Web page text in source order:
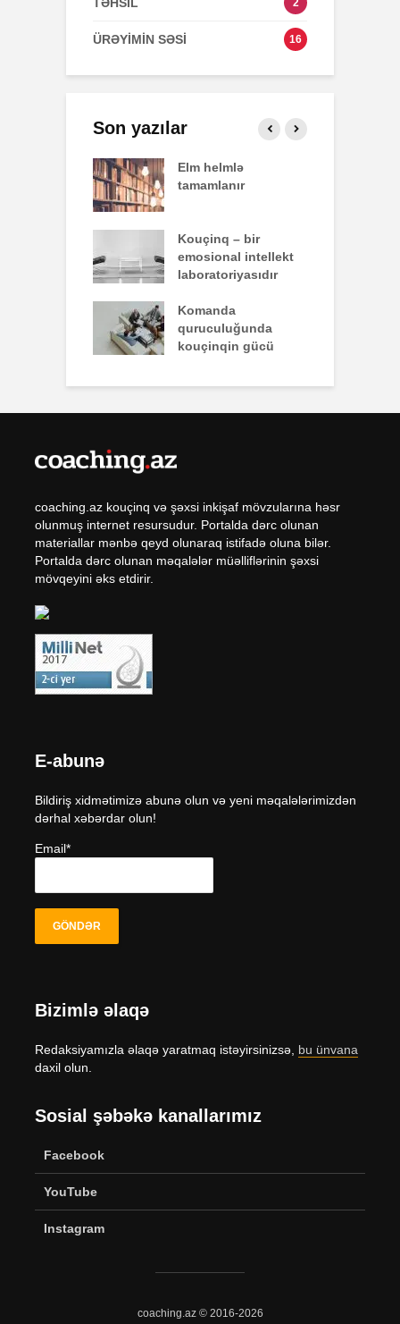
2
ÜRƏYİMİN SƏSİ 16
Son yazılar
Elm helmlə
tamamlanır
Kouçinq – bir
emosional intellekt
laboratoriyasıdır
Komanda
quruculuğunda
kouçinqin gücü
coaching.az kouçinq və şəxsi inkişaf mövzularına həsr
olunmuş internet resursudur. Portalda dərc olunan
materiallar mənbə qeyd olunaraq istifadə oluna bilər.
Portalda dərc olunan məqalələr müəlliflərinin şəxsi
mövqeyini əks etdirir.
E-abunə
Bildiriş xidmətimizə abunə olun və yeni məqalələrimizdən
dərhal xəbərdar olun!
Email*
Bizimlə əlaqə
Redaksiyamızla əlaqə yaratmaq istəyirsinizsə, bu ünvana
daxil olun.
Sosial şəbəkə kanallarımız
Facebook
YouTube
Instagram
coaching.az © 2016-2026